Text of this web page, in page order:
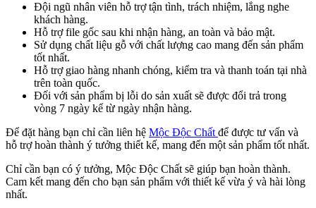
Đội ngũ nhân viên hỗ trợ tận tình, trách nhiệm, lắng nghe
khách hàng.
Hỗ trợ file gốc sau khi nhận hàng, an toàn và bảo mật.
Sử dụng chất liệu gỗ với chất lượng cao mang đến sản phẩm
tốt nhất.
Hỗ trợ giao hàng nhanh chóng, kiểm tra và thanh toán tại nhà
trên toàn quốc.
Đối với sản phẩm bị lỗi do sản xuất sẽ được đổi trả trong
vòng 7 ngày kể từ ngày nhận hàng.
Để đặt hàng bạn chỉ cần liên hệ Mộc Độc Chất để được tư vấn và
hỗ trợ hoàn thành ý tưởng thiết kế, mang đến một sản phẩm tốt nhất.
Chỉ cần bạn có ý tưởng, Mộc Độc Chất sẽ giúp bạn hoàn thành.
Cam kết mang đến cho bạn sản phẩm với thiết kế vừa ý và hài lòng
nhất.